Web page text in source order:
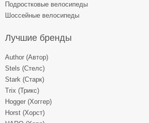
Подростковые велосипеды
Шоссейные велосипеды
Лучшие бренды
Author (Автор)
Stels (Стелс)
Stark (Старк)
Trix (Трикс)
Hogger (Хоггер)
Horst (Хорст)